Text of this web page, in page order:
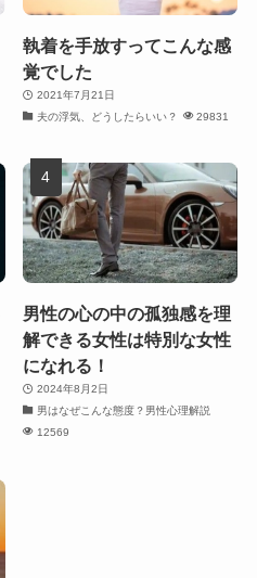
執着を手放すってこんな感
覚でした
2021年7月21日
夫の浮気、どうしたらいい？
29831
男性の心の中の孤独感を理
解できる女性は特別な女性
になれる！
2024年8月2日
男はなぜこんな態度？男性心理解説
12569